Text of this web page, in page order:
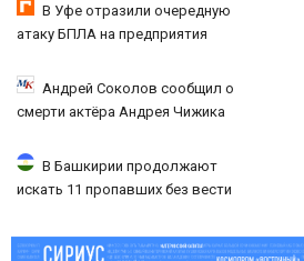
В Уфе отразили очередную
атаку БПЛА на предприятия
Андрей Соколов сообщил о
смерти актёра Андрея Чижика
В Башкирии продолжают
искать 11 пропавших без вести